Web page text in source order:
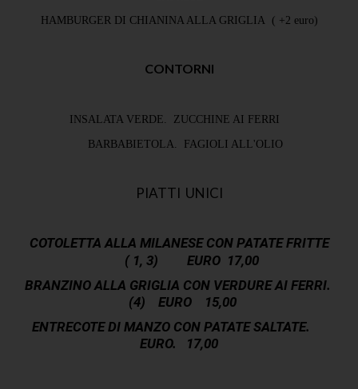
HAMBURGER DI CHIANINA ALLA GRIGLIA ( +2 euro)
CONTORNI
INSALATA VERDE. ZUCCHINE AI FERRI
BARBABIETOLA. FAGIOLI ALL'OLIO
PIATTI UNICI
COTOLETTA ALLA MILANESE CON PATATE FRITTE
( 1, 3) EURO 17,00
BRANZINO ALLA GRIGLIA CON VERDURE AI FERRI.
(4) EURO 15,00
ENTRECOTE DI MANZO CON PATATE SALTATE.
EURO. 17,00